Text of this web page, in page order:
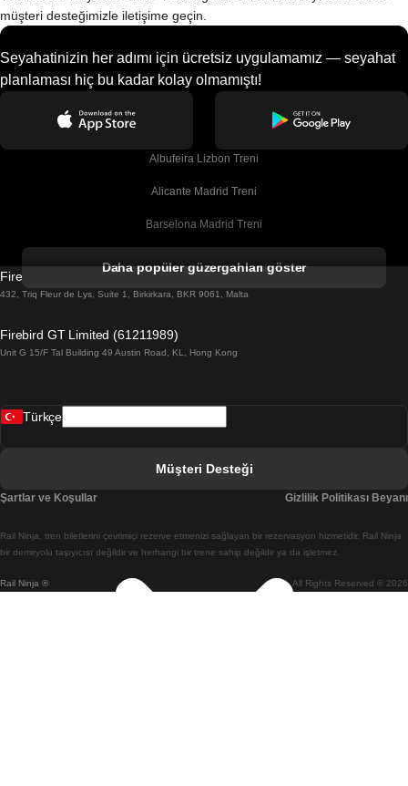
müşteri desteğimizle iletişime geçin.
Seyahatinizin her adımı için ücretsiz uygulamamız — seyahat
planlaması hiç bu kadar kolay olmamıştı!
Albufeira Lizbon Treni
Alicante Madrid Treni
Barselona Madrid Treni
Barselona Sevilla Treni
Belfast Dublin Treni
Budapeşte Viyana Treni
Busan Cheonan(Asan) Treni
Daha popüler güzergahları göster
Firebird GT Limited (OC 1451)
432, Triq Fleur de Lys, Suite 1, Birkirkara, BKR 9061, Malta
Firebird GT Limited (61211989)
Unit G 15/F Tal Building 49 Austin Road, KL, Hong Kong
Rail Ninja ® All Rights Reserved © 2026
Rail Ninja, tren biletlerini çevrimiçi rezerve etmenizi sağlayan bir rezervasyon hizmetidir. Rail Ninja
bir demiryolu taşıyıcısı değildir ve herhangi bir trene sahip değildir ya da işletmez.
Türkçe
Müşteri Desteği
Şartlar ve Koşullar Gizlilik Politikası Beyanı